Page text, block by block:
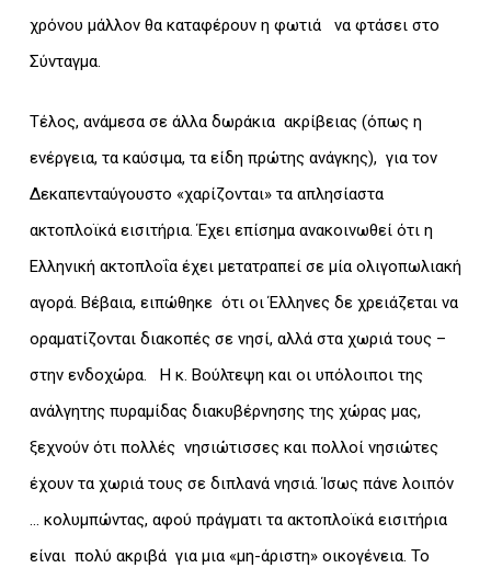
χρόνου μάλλον θα καταφέρουν η φωτιά να φτάσει στο
Σύνταγμα.
Τέλος, ανάμεσα σε άλλα δωράκια ακρίβειας (όπως η
ενέργεια, τα καύσιμα, τα είδη πρώτης ανάγκης), για τον
Δεκαπενταύγουστο «χαρίζονται» τα απλησίαστα
ακτοπλοϊκά εισιτήρια. Έχει επίσημα ανακοινωθεί ότι η
Ελληνική ακτοπλοΐα έχει μετατραπεί σε μία ολιγοπωλιακή
αγορά. Βέβαια, ειπώθηκε ότι οι Έλληνες δε χρειάζεται να
οραματίζονται διακοπές σε νησί, αλλά στα χωριά τους –
στην ενδοχώρα. Η κ. Βούλτεψη και οι υπόλοιποι της
ανάλγητης πυραμίδας διακυβέρνησης της χώρας μας,
ξεχνούν ότι πολλές νησιώτισσες και πολλοί νησιώτες
έχουν τα χωριά τους σε διπλανά νησιά. Ίσως πάνε λοιπόν
… κολυμπώντας, αφού πράγματι τα ακτοπλοϊκά εισιτήρια
είναι πολύ ακριβά για μια «μη-άριστη» οικογένεια. Το